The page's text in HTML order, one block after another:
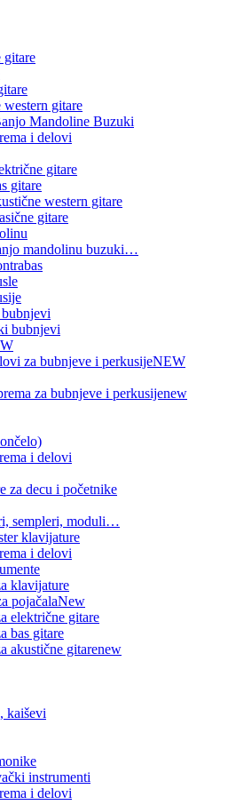
gitare
gitare
Mandoline Buzuki
i delovi
gitare
gitare
western gitare
gitare
mandolinu buzuki…
bubnjevi
za bubnjeve i perkusijeNEW
za bubnjeve i perkusijenew
i delovi
za decu i početnike
sempleri, moduli…
klavijature
i delovi
klavijature
pojačalaNew
električne gitare
bas gitare
akustične gitarenew
kaiševi
instrumenti
i delovi